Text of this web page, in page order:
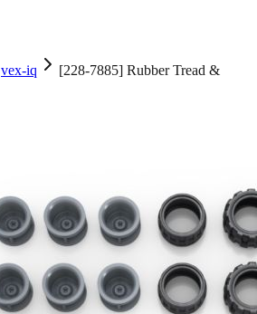
vex-iq
[228-7885] Rubber Tread &